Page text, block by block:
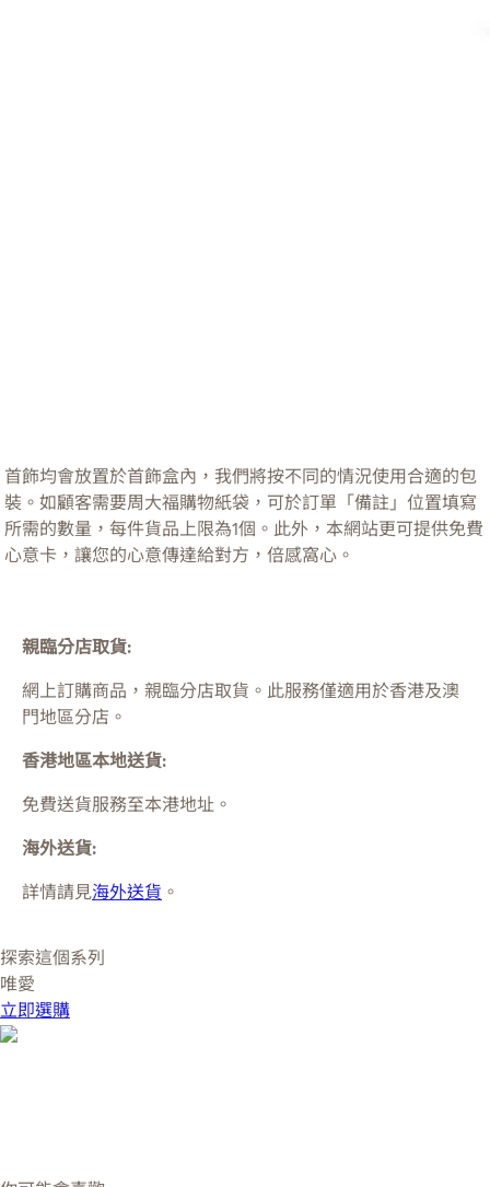
首飾均會放置於首飾盒內，我們將按不同的情況使用合適的包
裝。如顧客需要周大福購物紙袋，可於訂單「備註」位置填寫
所需的數量，每件貨品上限為1個。此外，本網站更可提供免費
心意卡，讓您的心意傳達給對方，倍感窩心。
親臨分店取貨:
網上訂購商品，親臨分店取貨。此服務僅適用於香港及澳
門地區分店。
香港地區本地送貨:
免費送貨服務至本港地址。
海外送貨:
詳情請見海外送貨 。
探索這個系列
唯愛
立即選購